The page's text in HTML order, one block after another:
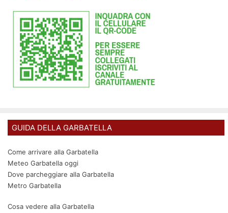
GUIDA DELLA GARBATELLA
Come arrivare alla Garbatella
Meteo Garbatella oggi
Dove parcheggiare alla Garbatella
Metro Garbatella
Cosa vedere alla Garbatella